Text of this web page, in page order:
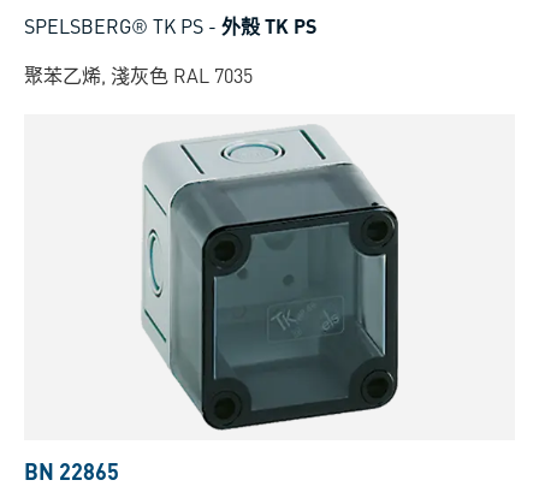
SPELSBERG® TK PS - 外殼 TK PS
聚苯乙烯, 淺灰色 RAL 7035
BN 22865